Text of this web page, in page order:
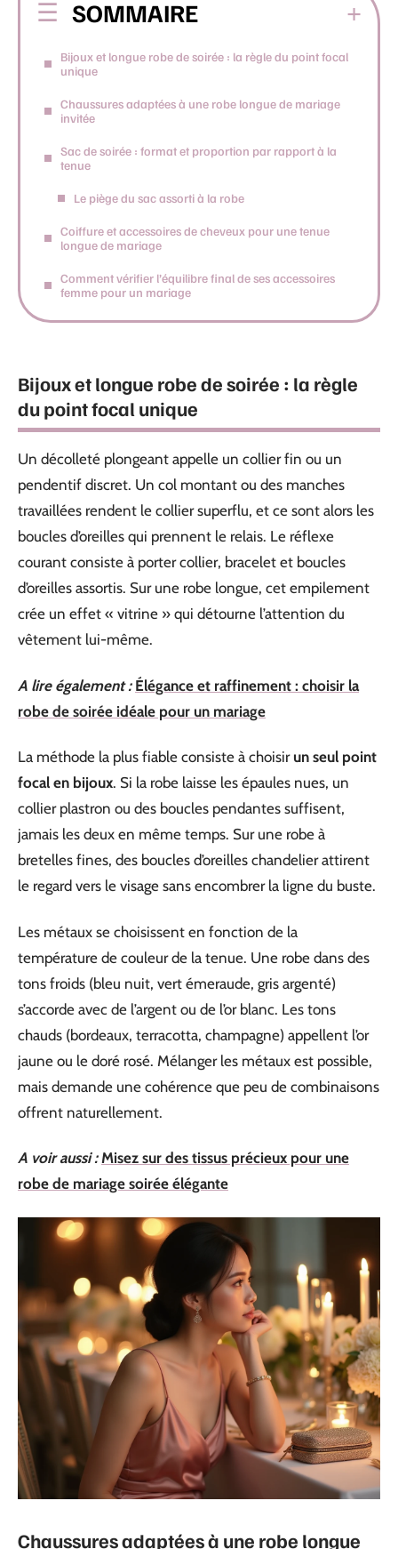
SOMMAIRE
Bijoux et longue robe de soirée : la règle du point focal
unique
Chaussures adaptées à une robe longue de mariage
invitée
Sac de soirée : format et proportion par rapport à la
tenue
Le piège du sac assorti à la robe
Coiffure et accessoires de cheveux pour une tenue
longue de mariage
Comment vérifier l’équilibre final de ses accessoires
femme pour un mariage
Bijoux et longue robe de soirée : la règle
du point focal unique
Un décolleté plongeant appelle un collier fin ou un
pendentif discret. Un col montant ou des manches
travaillées rendent le collier superflu, et ce sont alors les
boucles d’oreilles qui prennent le relais. Le réflexe
courant consiste à porter collier, bracelet et boucles
d’oreilles assortis. Sur une robe longue, cet empilement
crée un effet « vitrine » qui détourne l’attention du
vêtement lui-même.
A lire également : Élégance et raffinement : choisir la
robe de soirée idéale pour un mariage
La méthode la plus fiable consiste à choisir un seul point
focal en bijoux. Si la robe laisse les épaules nues, un
collier plastron ou des boucles pendantes suffisent,
jamais les deux en même temps. Sur une robe à
bretelles fines, des boucles d’oreilles chandelier attirent
le regard vers le visage sans encombrer la ligne du buste.
Les métaux se choisissent en fonction de la
température de couleur de la tenue. Une robe dans des
tons froids (bleu nuit, vert émeraude, gris argenté)
s’accorde avec de l’argent ou de l’or blanc. Les tons
chauds (bordeaux, terracotta, champagne) appellent l’or
jaune ou le doré rosé. Mélanger les métaux est possible,
mais demande une cohérence que peu de combinaisons
offrent naturellement.
A voir aussi : Misez sur des tissus précieux pour une
robe de mariage soirée élégante
Chaussures adaptées à une robe longue